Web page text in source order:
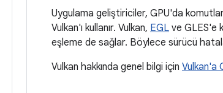
Uygulama geliştiriciler, GPU'da
Vulkan'ı kullanır. Vulkan, EGL ve GLES'e
eşleme de sağlar. Böylece sürücü
Vulkan hakkında genel bilgi için Vulkan'a